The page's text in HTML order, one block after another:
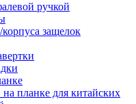
ручкой
защелок
планке для китайских